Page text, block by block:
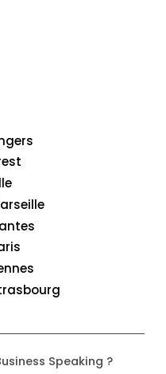
Speaking ?